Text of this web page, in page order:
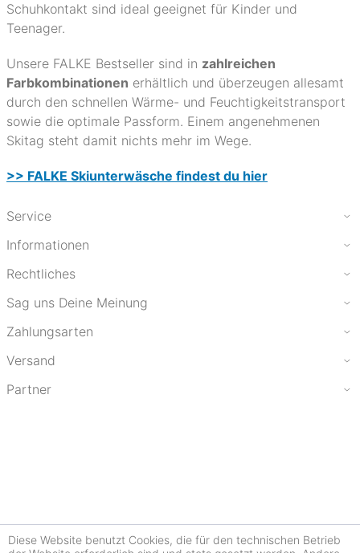
Schuhkontakt sind ideal geeignet für Kinder und
Teenager.
Unsere FALKE Bestseller sind in zahlreichen
Farbkombinationen erhältlich und überzeugen allesamt
durch den schnellen Wärme- und Feuchtigkeitstransport
sowie die optimale Passform. Einem angenehmenen
Skitag steht damit nichts mehr im Wege.
>> FALKE Skiunterwäsche findest du hier
Service
Informationen
Rechtliches
Sag uns Deine Meinung
Zahlungsarten
Versand
Partner
Diese Website benutzt Cookies, die für den technischen Betrieb